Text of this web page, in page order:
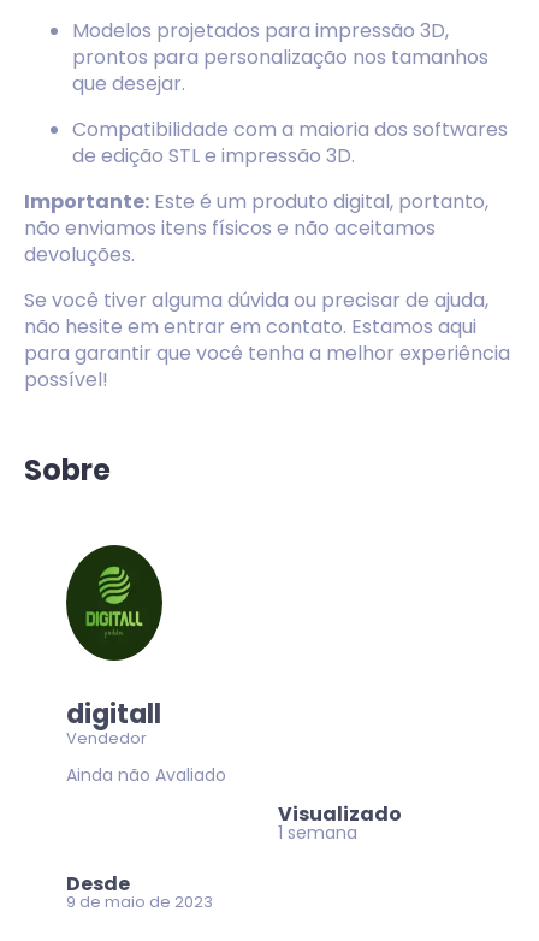
Modelos projetados para impressão 3D,
prontos para personalização nos tamanhos
que desejar.
Compatibilidade com a maioria dos softwares
de edição STL e impressão 3D.
Importante: Este é um produto digital, portanto,
não enviamos itens físicos e não aceitamos
devoluções.
Se você tiver alguma dúvida ou precisar de ajuda,
não hesite em entrar em contato. Estamos aqui
para garantir que você tenha a melhor experiência
possível!
Sobre
digitall
Vendedor
Ainda não Avaliado
Visualizado
1 semana
Desde
9 de maio de 2023